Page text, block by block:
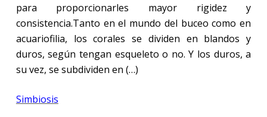
para proporcionarles mayor rigidez y
consistencia.Tanto en el mundo del buceo como en
acuariofilia, los corales se dividen en blandos y
duros, según tengan esqueleto o no. Y los duros, a
su vez, se subdividen en (…)
Simbiosis